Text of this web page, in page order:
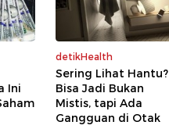
Ini
detikHealth
Sering Lihat Hantu?
Bisa Jadi Bukan
Mistis, tapi Ada
Gangguan di Otak